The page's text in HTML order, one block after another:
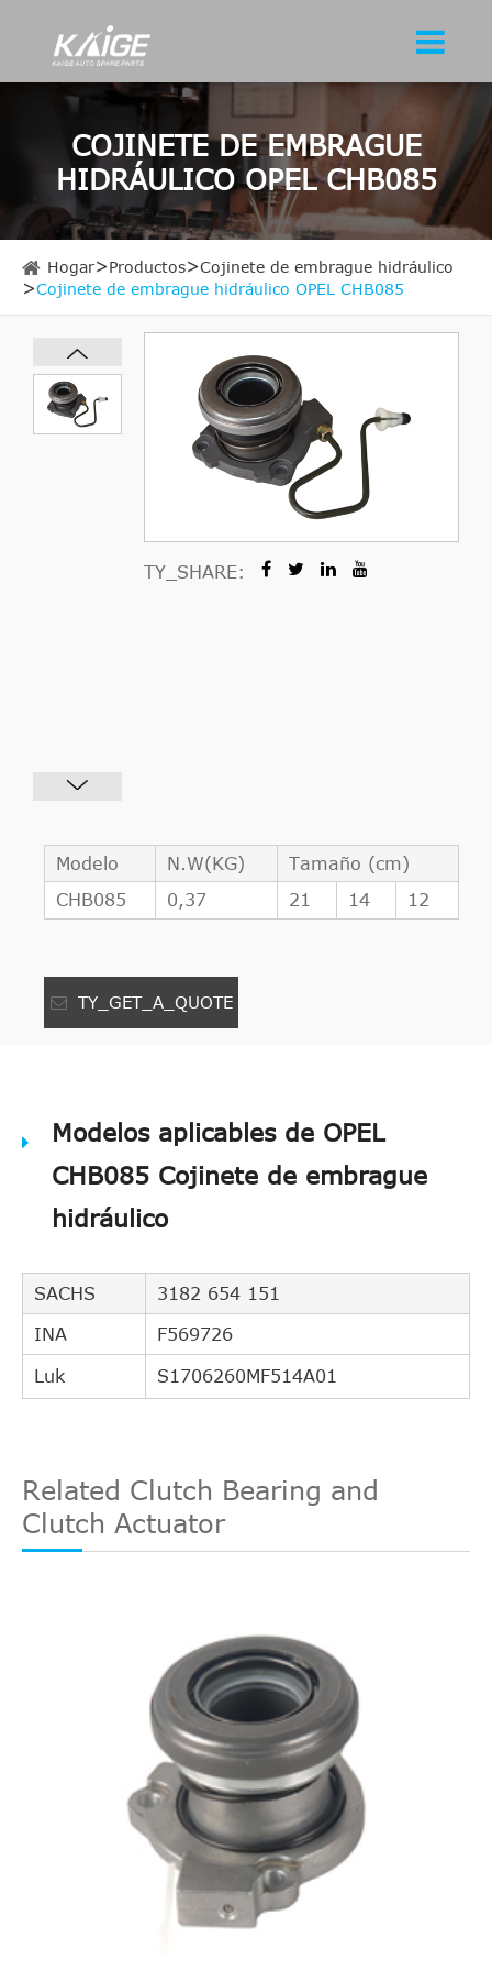
COJINETE DE EMBRAGUE
HIDRÁULICO OPEL CHB085
Hogar Productos
Cojinete de embrague hidráulico
Cojinete de embrague hidráulico OPEL CHB085
TY_SHARE:
Modelo N.W(KG)
Tamaño (cm)
CHB085
0,37 21 14 12
TY_GET_A_QUOTE
Modelos aplicables de OPEL
CHB085 Cojinete de embrague
hidráulico
SACHS 3182 654 151
INA F569726
Luk S1706260MF514A01
Related Clutch Bearing and
Clutch Actuator